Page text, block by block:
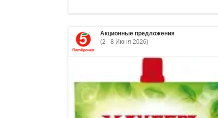
Акционные предложения
(2 - 8 Июня 2026)